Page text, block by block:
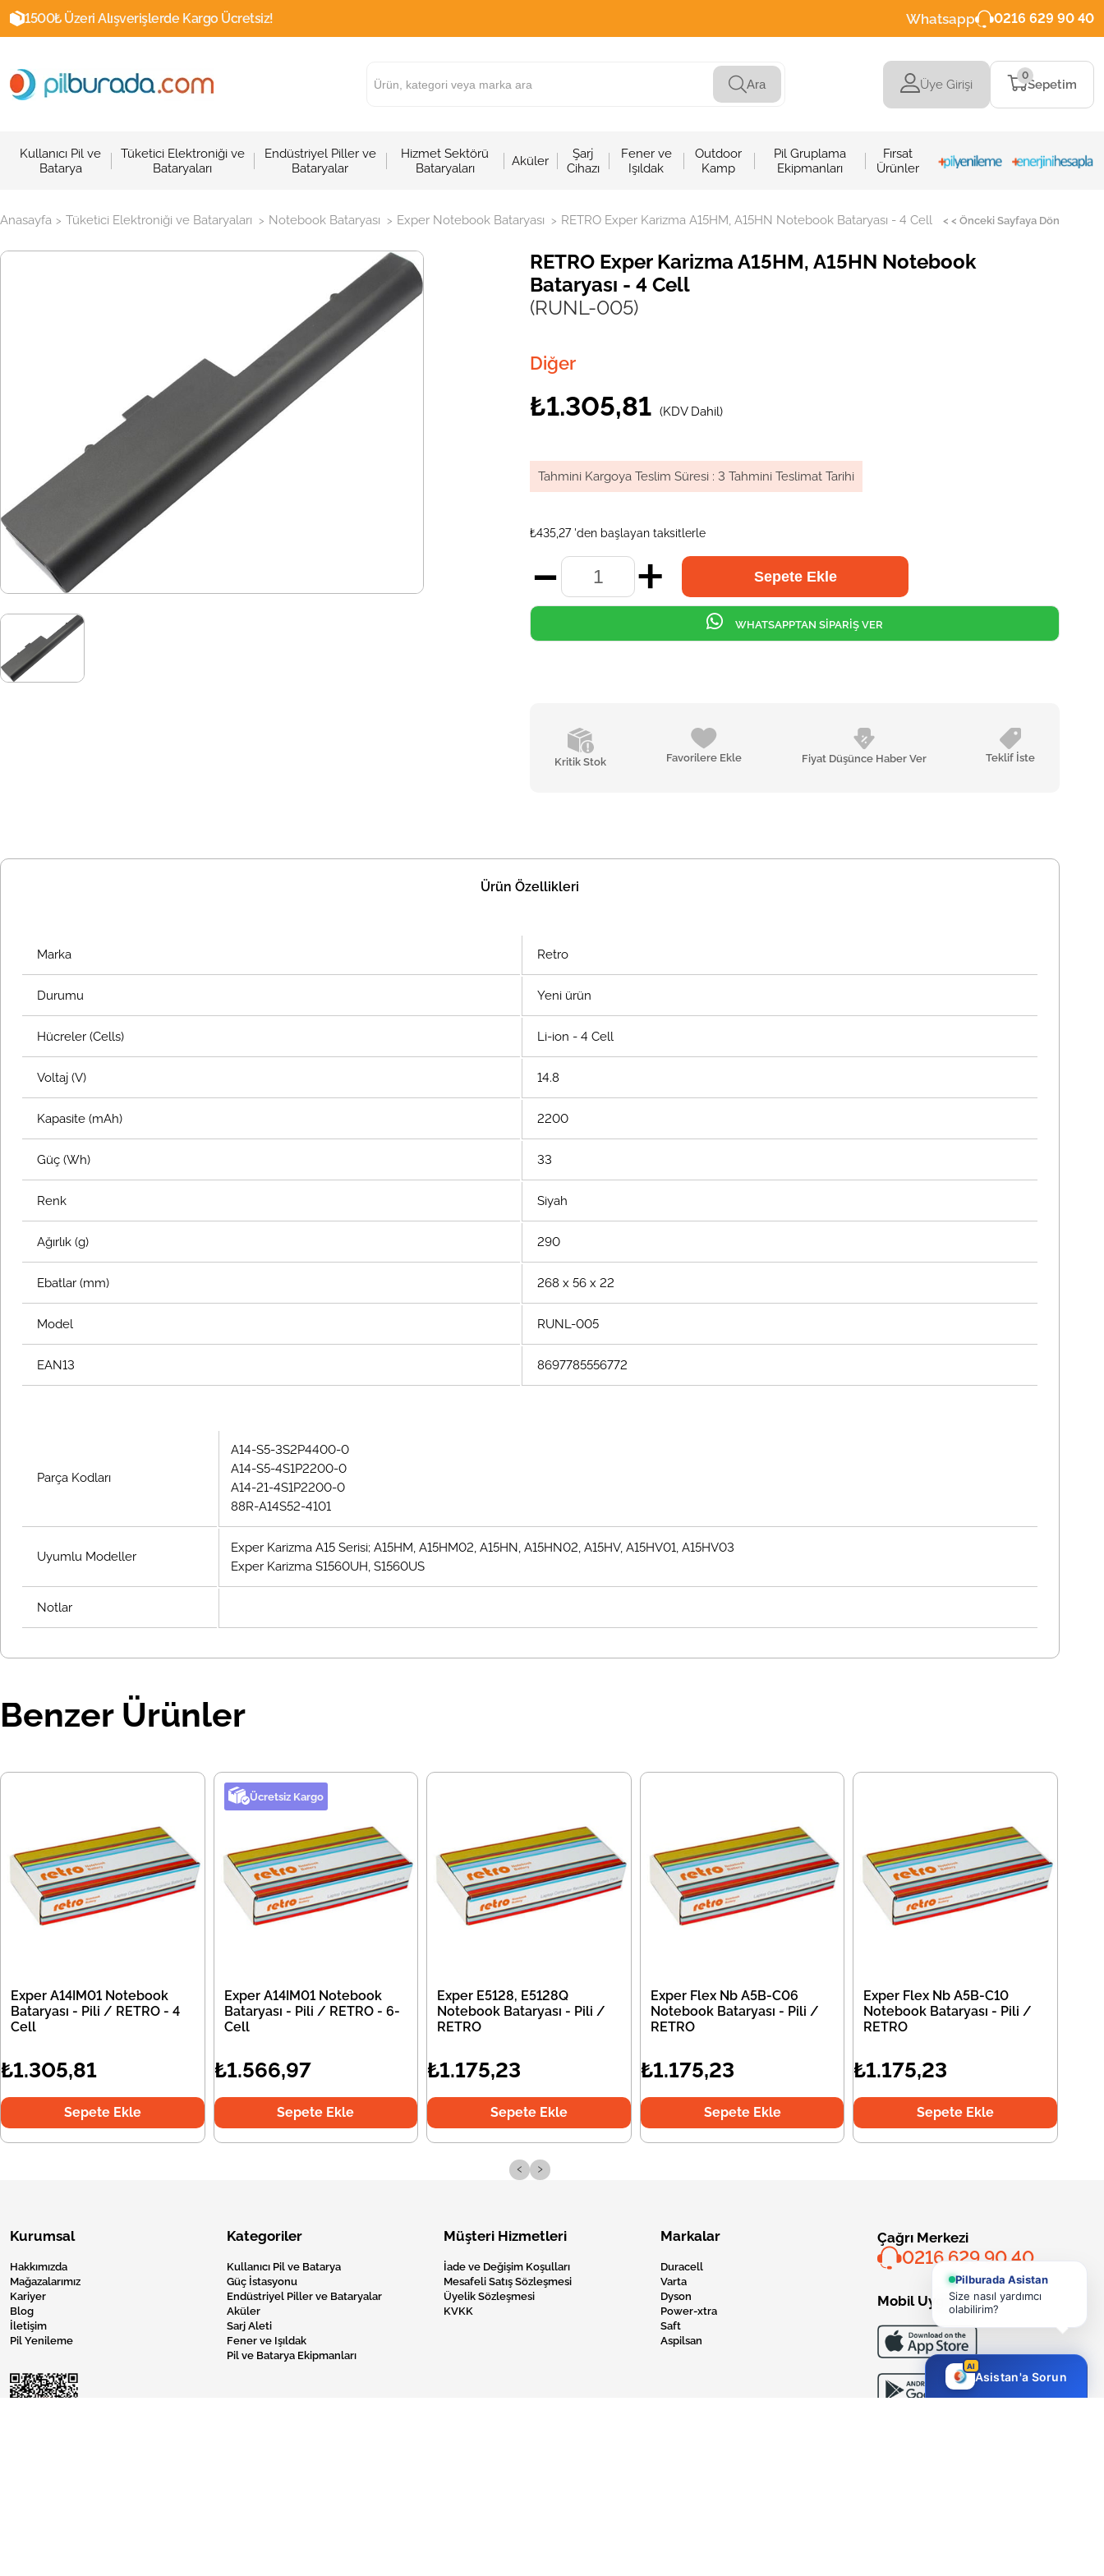
1500₺ Üzeri Alışverişlerde Kargo Ücretsiz! Whatsapp 0216 629 90 40
Ara Üye Girişi Sepetim
0
Kullanıcı Pil ve
Batarya
Tüketici Elektroniği ve
Bataryaları
Endüstriyel Piller ve
Bataryalar
Hizmet Sektörü
Bataryaları
Aküler
Şarj
Cihazı
Fener ve
Işıldak
Outdoor
Kamp
Pil Gruplama
Ekipmanları
Fırsat
Ürünler
Anasayfa > Tüketici Elektroniği ve Bataryaları > Notebook Bataryası > Exper Notebook Bataryası > RETRO Exper Karizma A15HM, A15HN Notebook Bataryası - 4 Cell < < Önceki Sayfaya Dön
RETRO Exper Karizma A15HM, A15HN Notebook
Bataryası - 4 Cell
(RUNL-005)
Diğer
₺1.305,81 (KDV Dahil)
Tahmini Kargoya Teslim Süresi : 3 Tahmini Teslimat Tarihi
₺435,27 'den başlayan taksitlerle
Kritik Stok Favorilere Ekle Fiyat Düşünce Haber Ver Teklif İste
WHATSAPPTAN SİPARİŞ VER
Ürün Özellikleri
Marka Retro
Durumu Yeni ürün
Hücreler (Cells) Li-ion - 4 Cell
Voltaj (V) 14.8
Kapasite (mAh) 2200
Güç (Wh) 33
Renk Siyah
Ağırlık (g) 290
Ebatlar (mm) 268 x 56 x 22
Model RUNL-005
EAN13 8697785556772
Parça Kodları
A14-S5-3S2P4400-0
A14-S5-4S1P2200-0
A14-21-4S1P2200-0
88R-A14S52-4101
Uyumlu Modeller
Exper Karizma A15 Serisi; A15HM, A15HM02, A15HN, A15HN02, A15HV, A15HV01, A15HV03
Exper Karizma S1560UH, S1560US
Notlar
Benzer Ürünler
Exper A14IM01 Notebook
Bataryası - Pili / RETRO - 4
Cell
₺1.305,81
Sepete Ekle
Ücretsiz Kargo
Exper A14IM01 Notebook
Bataryası - Pili / RETRO - 6-
Cell
₺1.566,97
Sepete Ekle
Exper E5128, E5128Q
Notebook Bataryası - Pili /
RETRO
₺1.175,23
Sepete Ekle
Exper Flex Nb A5B-C06
Notebook Bataryası - Pili /
RETRO
₺1.175,23
Sepete Ekle
Exper Flex Nb A5B-C10
Notebook Bataryası - Pili /
RETRO
₺1.175,23
Sepete Ekle
‹ ›
Kurumsal
Hakkımızda
Mağazalarımız
Kariyer
Blog
İletişim
Pil Yenileme
Kategoriler
Kullanıcı Pil ve Batarya
Güç İstasyonu
Endüstriyel Piller ve Bataryalar
Aküler
Sarj Aleti
Fener ve Işıldak
Pil ve Batarya Ekipmanları
Müşteri Hizmetleri
İade ve Değişim Koşulları
Mesafeli Satış Sözleşmesi
Üyelik Sözleşmesi
KVKK
Markalar
Duracell
Varta
Dyson
Power-xtra
Saft
Aspilsan
Çağrı Merkezi
0216 629 90 40
Mobil Uygulama
Pilburada Asistan
Size nasıl yardımcı
olabilirim?
AI
Asistan'a Sorun